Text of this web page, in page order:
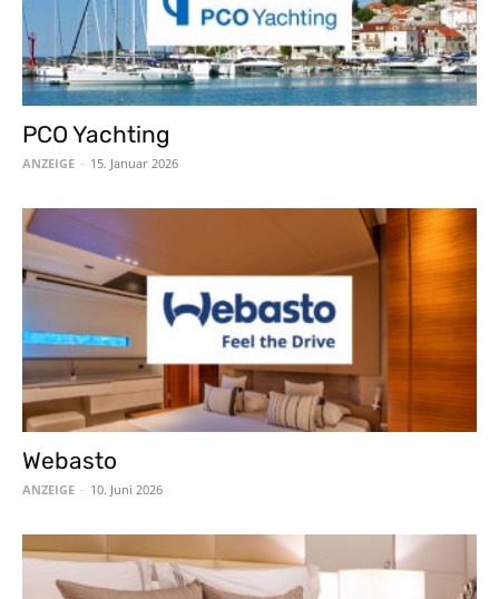
PCO Yachting
ANZEIGE - 15. Januar 2026
Webasto
ANZEIGE - 10. Juni 2026